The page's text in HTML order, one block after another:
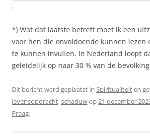
.
*) Wat dat laatste betreft moet ik een
voor hen die onvoldoende kunnen lezen
te kunnen invullen. In Nederland loopt
geleidelijk op naar 30 % van de
Dit bericht werd geplaatst in Spiritualiteiten
levensopdracht,schaduwop21 december
Praag.